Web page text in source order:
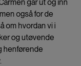
går ut og inn
også for de
om hvordan vi i
og utøvende
henførende